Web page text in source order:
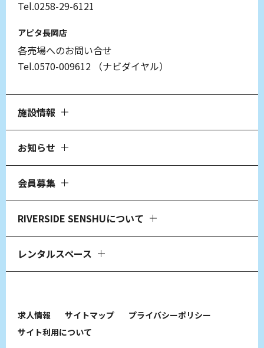
Tel.0258-29-6121
アピタ長岡店
各売場へのお問い合せ
Tel.0570-009612 （ナビダイヤル）
施設情報
お知らせ
会員募集
RIVERSIDE SENSHUについて
レンタルスペース
求人情報 サイトマップ
プライバシーポリシー
サイト利用について